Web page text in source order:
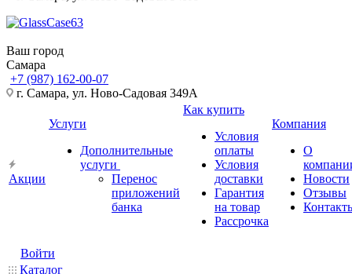
Ваш город
Самара
+7 (987) 162-00-07
г. Самара, ул. Ново-Садовая 349А
Акции
Услуги
Дополнительные
услуги
Перенос
приложений
банка
Как купить
Условия
оплаты
Условия
доставки
Гарантия
на товар
Рассрочка
Компания
О
Новости
Отзывы
Войти
Каталог